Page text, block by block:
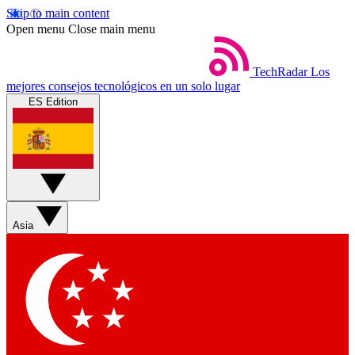
Skip to main content
Open menu Close main menu
TechRadar Los
mejores consejos tecnológicos en un solo lugar
ES Edition
Asia